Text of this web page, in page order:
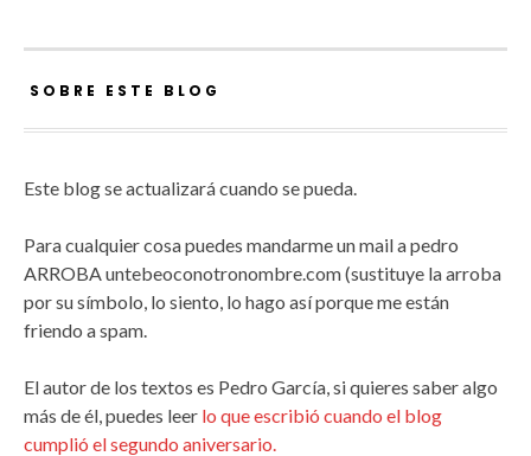
SOBRE ESTE BLOG
Este blog se actualizará cuando se pueda.
Para cualquier cosa puedes mandarme un mail a pedro
ARROBA untebeoconotronombre.com (sustituye la arroba
por su símbolo, lo siento, lo hago así porque me están
friendo a spam.
El autor de los textos es Pedro García, si quieres saber algo
más de él, puedes leer lo que escribió cuando el blog
cumplió el segundo aniversario.